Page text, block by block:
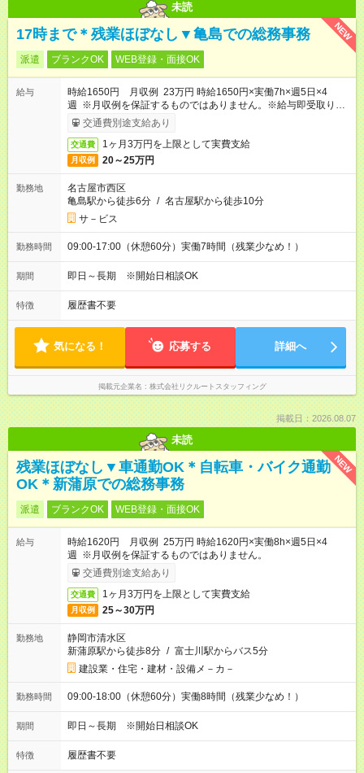
未読
NEW
17時まで＊残業ほぼなし▼亀島での総務事務
派遣 ブランクOK WEB登録・面接OK
給与
時給1650円 月収例 23万円 時給1650円×実働7h×週5日×4
週 ※月収例を保証するものではありません。※給与即受取りサ
ービス利用可（利用条件有）
交通費別途支給あり
交通費 1ヶ月3万円を上限として実費支給
月収例 20～25万円
勤務地
名古屋市西区
亀島駅から徒歩6分 / 名古屋駅から徒歩10分
サ－ビス
勤務時間 09:00-17:00（休憩60分）実働7時間（残業少なめ！）
期間 即日～長期 ※開始日相談OK
特徴 履歴書不要
気になる！ 応募する 詳細へ
掲載元企業名 株式会社リクルートスタッフィング
掲載日：2026.08.07
未読
NEW
残業ほぼなし▼車通勤OK＊自転車・バイク通勤
OK＊新蒲原での総務事務
派遣 ブランクOK WEB登録・面接OK
給与
時給1620円 月収例 25万円 時給1620円×実働8h×週5日×4
週 ※月収例を保証するものではありません。
交通費別途支給あり
交通費 1ヶ月3万円を上限として実費支給
月収例 25～30万円
勤務地
静岡市清水区
新蒲原駅から徒歩8分 / 富士川駅からバス5分
建設業・住宅・建材・設備メ－カ－
勤務時間 09:00-18:00（休憩60分）実働8時間（残業少なめ！）
期間 即日～長期 ※開始日相談OK
特徴 履歴書不要